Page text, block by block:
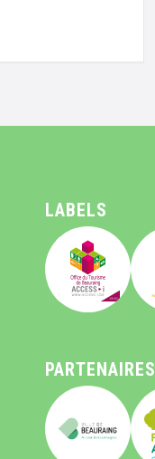
LABELS
PARTENAIRES